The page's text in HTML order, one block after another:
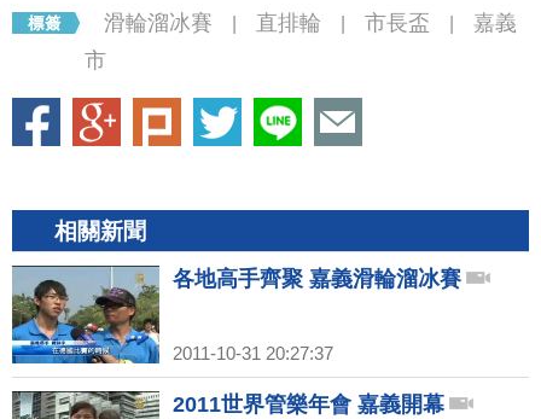
滑輪溜冰賽 直排輪 市長盃
嘉義
市
相關新聞
各地高手齊聚 嘉義滑輪溜冰賽
2011-10-31 20:27:37
2011世界管樂年會 嘉義開幕